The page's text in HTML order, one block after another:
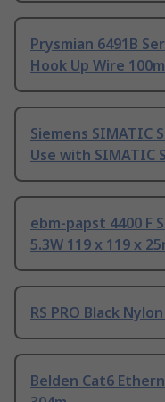
Prysmian 6491B
Hook Up Wire 100m
Siemens SIMATIC
Use with SIMATIC
ebm-papst 4400 F
5.3W 119 x 119 x
RS PRO Black
Belden Cat6